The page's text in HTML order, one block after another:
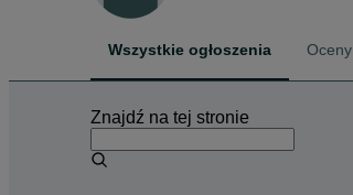
Wszystkie ogłoszenia Oceny
Znajdź na tej stronie